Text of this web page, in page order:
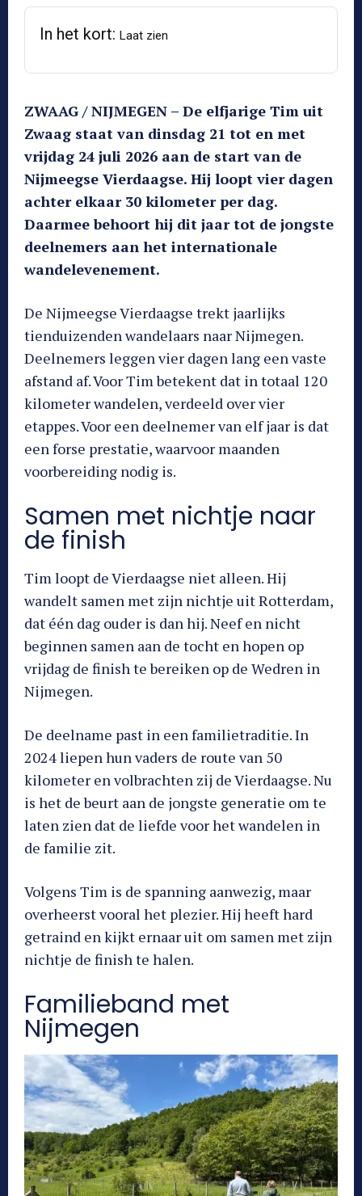
In het kort: Laat zien
ZWAAG / NIJMEGEN – De elfjarige Tim uit
Zwaag staat van dinsdag 21 tot en met
vrijdag 24 juli 2026 aan de start van de
Nijmeegse Vierdaagse. Hij loopt vier dagen
achter elkaar 30 kilometer per dag.
Daarmee behoort hij dit jaar tot de jongste
deelnemers aan het internationale
wandelevenement.
De Nijmeegse Vierdaagse trekt jaarlijks
tienduizenden wandelaars naar Nijmegen.
Deelnemers leggen vier dagen lang een vaste
afstand af. Voor Tim betekent dat in totaal 120
kilometer wandelen, verdeeld over vier
etappes. Voor een deelnemer van elf jaar is dat
een forse prestatie, waarvoor maanden
voorbereiding nodig is.
Samen met nichtje naar
de finish
Tim loopt de Vierdaagse niet alleen. Hij
wandelt samen met zijn nichtje uit Rotterdam,
dat één dag ouder is dan hij. Neef en nicht
beginnen samen aan de tocht en hopen op
vrijdag de finish te bereiken op de Wedren in
Nijmegen.
De deelname past in een familietraditie. In
2024 liepen hun vaders de route van 50
kilometer en volbrachten zij de Vierdaagse. Nu
is het de beurt aan de jongste generatie om te
laten zien dat de liefde voor het wandelen in
de familie zit.
Volgens Tim is de spanning aanwezig, maar
overheerst vooral het plezier. Hij heeft hard
getraind en kijkt ernaar uit om samen met zijn
nichtje de finish te halen.
Familieband met
Nijmegen